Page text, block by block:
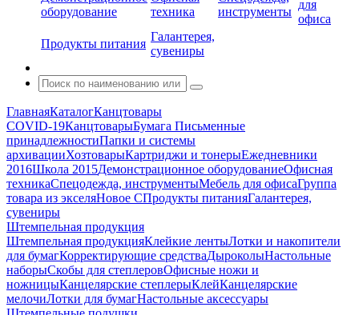
оборудование
техника
инструменты
для
офиса
Продукты питания
Галантерея,
сувениры
ГлавнаяКаталогКанцтовары
COVID-19КанцтоварыБумага Письменные
принадлежностиПапки и системы
архивацииХозтоварыКартриджи и тонерыЕжедневники
2016Школа 2015Демонстрационное оборудованиеОфисная
техникаСпецодежда, инструментыМебель для офисаГруппа
товара из экселяНовое СПродукты питанияГалантерея,
сувениры
Штемпельная продукция
Штемпельная продукцияКлейкие лентыЛотки и накопители
для бумагКорректирующие средстваДыроколыНастольные
наборыСкобы для степлеровОфисные ножи и
ножницыКанцелярские степлерыКлейКанцелярские
мелочиЛотки для бумагНастольные аксессуары